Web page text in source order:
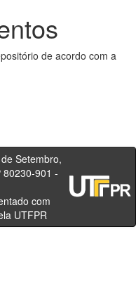
de acordo com a
80230-901 -
Brasil
com
UTFPR